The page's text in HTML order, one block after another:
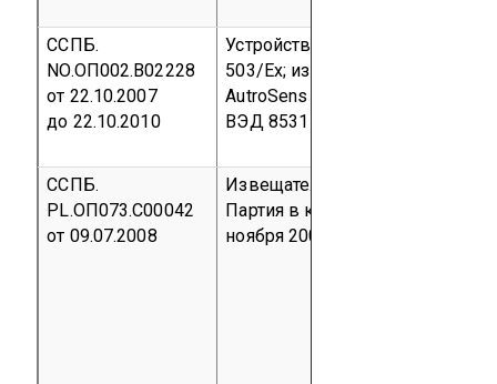
ССПБ.
NO.ОП002.В02228
от 22.10.2007
до 22.10.2010
Устройства пуска с SelfVerify
503/Ex; извещатели пожарные
AutroSens Quadra, AutroSens 200
ВЭД 8531 10 300 0
ССПБ.
PL.ОП073.С00042
от 09.07.2008
Извещатель пожарный
Партия в кол-ве 500 шт. По
ноября 2005 г.